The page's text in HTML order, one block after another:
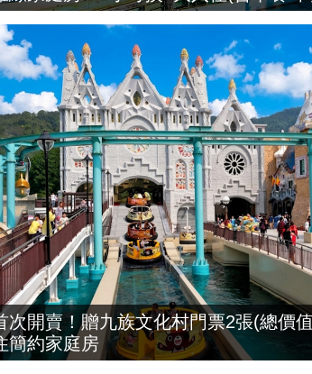
開賣！贈九族文化村門票2張(總價
簡約家庭房